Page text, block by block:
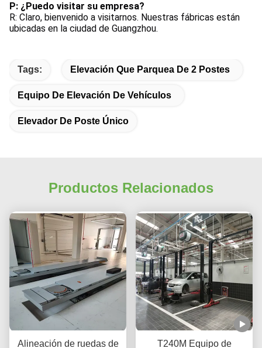
P: ¿Puedo visitar su empresa?
R: Claro, bienvenido a visitarnos. Nuestras fábricas están
ubicadas en la ciudad de Guangzhou.
Tags: Elevación Que Parquea De 2 Postes
Equipo De Elevación De Vehículos
Elevador De Poste Único
Productos Relacionados
Alineación de ruedas de
T240M Equipo de